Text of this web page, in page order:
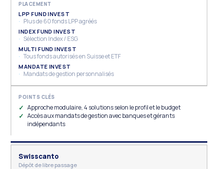
LPP FUND INVEST
Plus de 60 fonds LPP agréés
INDEX FUND INVEST
Sélection Index / ESG
MULTI FUND INVEST
Tous fonds autorisés en Suisse et ETF
MANDATE INVEST
Mandats de gestion personnalisés
Approche modulaire, 4 solutions selon le profil et le budget
Accès aux mandats de gestion avec banques et gérants
indépendants
Swisscanto
Dépôt de libre passage